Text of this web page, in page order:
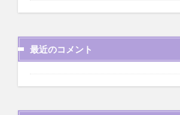
最近のコメント